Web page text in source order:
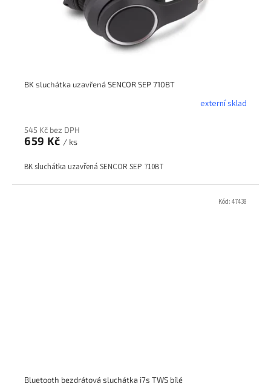
BK sluchátka uzavřená SENCOR SEP 710BT
externí sklad
545 Kč bez DPH
659 Kč / ks
BK sluchátka uzavřená SENCOR SEP 710BT
Bluetooth bezdrátová sluchátka i7s TWS bílé
Kód: 47438